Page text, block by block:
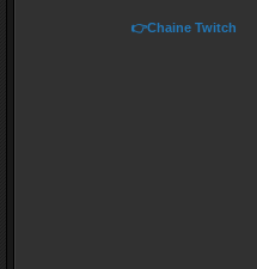
👉Chaine Twitch